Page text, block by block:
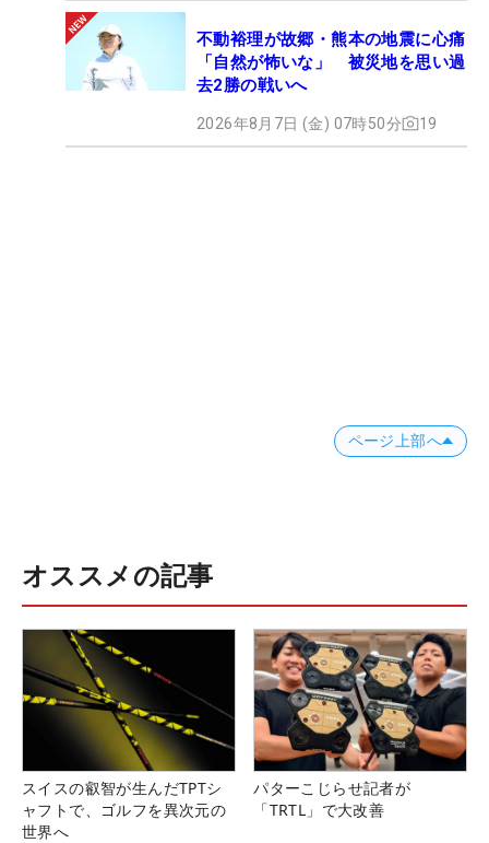
不動裕理が故郷・熊本の地震に心痛
「自然が怖いな」 被災地を思い過
去2勝の戦いへ
2026年8月7日 (金) 07時50分 19
ページ上部へ
オススメの記事
スイスの叡智が生んだTPTシ
ャフトで、ゴルフを異次元の
世界へ
パターこじらせ記者が
「TRTL」で大改善